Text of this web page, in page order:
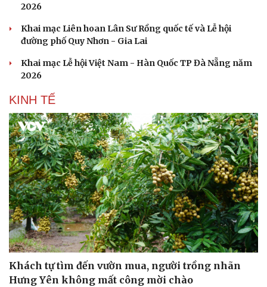
2026
Khai mạc Liên hoan Lân Sư Rồng quốc tế và Lễ hội
đường phố Quy Nhơn - Gia Lai
Khai mạc Lễ hội Việt Nam - Hàn Quốc TP Đà Nẵng năm
2026
KINH TẾ
Khách tự tìm đến vườn mua, người trồng nhãn
Hưng Yên không mất công mời chào